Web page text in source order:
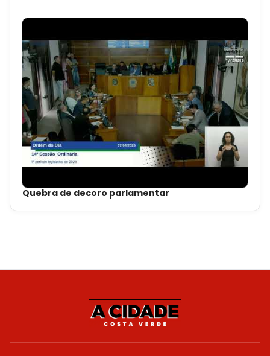
Quebra de decoro parlamentar